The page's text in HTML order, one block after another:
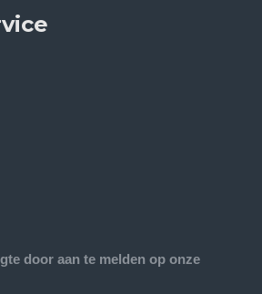
door aan te melden op onze